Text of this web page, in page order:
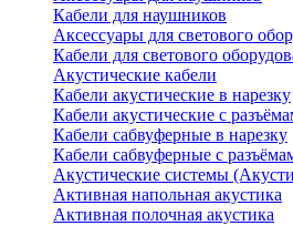
Кабели для наушников
Аксессуары для светового
Кабели для светового
Акустические кабели
Кабели акустические в нарезку
Кабели акустические с
Кабели сабвуферные в нарезку
Кабели сабвуферные с
Акустические системы
Активная напольная акустика
Активная полочная акустика